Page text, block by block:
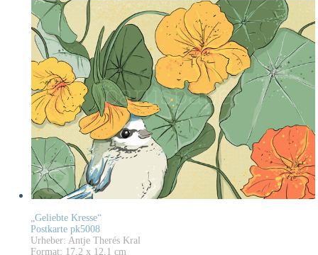
„Geliebte Kresse“
Postkarte pk5008
Urheber: Antje Therés Kral
Format: 17,2 x 12,1 cm